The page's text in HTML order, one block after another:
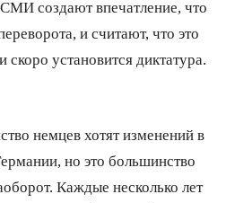
создают впечатление, что
и считают, что это
скоро установится диктатура.
немцев хотят изменений в
но это большинство
Каждые несколько лет